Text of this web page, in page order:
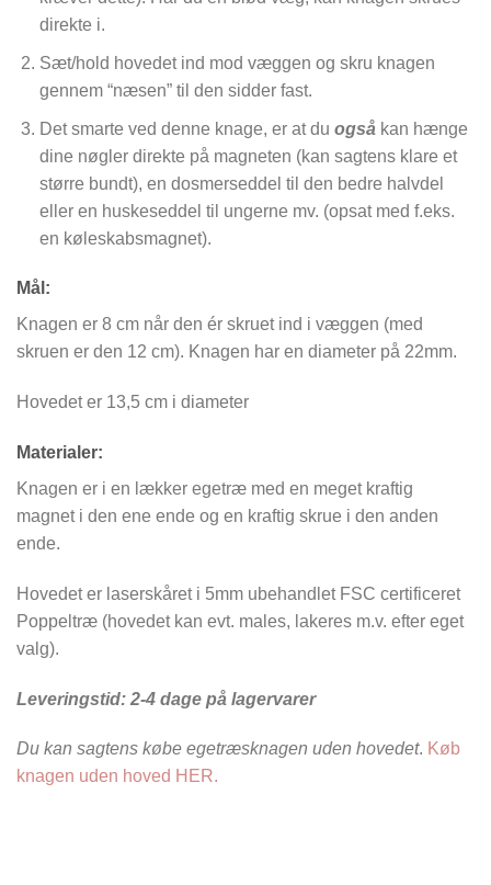
direkte i.
Sæt/hold hovedet ind mod væggen og skru knagen
gennem “næsen” til den sidder fast.
Det smarte ved denne knage, er at du også kan hænge
dine nøgler direkte på magneten (kan sagtens klare et
større bundt), en dosmerseddel til den bedre halvdel
eller en huskeseddel til ungerne mv. (opsat med f.eks.
en køleskabsmagnet).
Mål:
Knagen er 8 cm når den ér skruet ind i væggen (med
skruen er den 12 cm). Knagen har en diameter på 22mm.
Hovedet er 13,5 cm i diameter
Materialer:
Knagen er i en lækker egetræ med en meget kraftig
magnet i den ene ende og en kraftig skrue i den anden
ende.
Hovedet er laserskåret i 5mm ubehandlet FSC certificeret
Poppeltræ (hovedet kan evt. males, lakeres m.v. efter eget
valg).
Leveringstid: 2-4 dage på lagervarer
Du kan sagtens købe egetræsknagen uden hovedet. Køb
knagen uden hoved HER.